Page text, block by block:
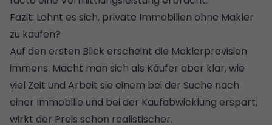
Fazit: Lohnt es sich, private Immobilien ohne Makler
zu kaufen?
Auf den ersten Blick erscheint die Maklerprovision
immens. Macht man sich als Käufer aber klar, wie
viel Zeit und Arbeit sie einem bei der Suche nach
einer Immobilie und bei der Kaufabwicklung erspart,
wirkt der Preis schon realistischer.